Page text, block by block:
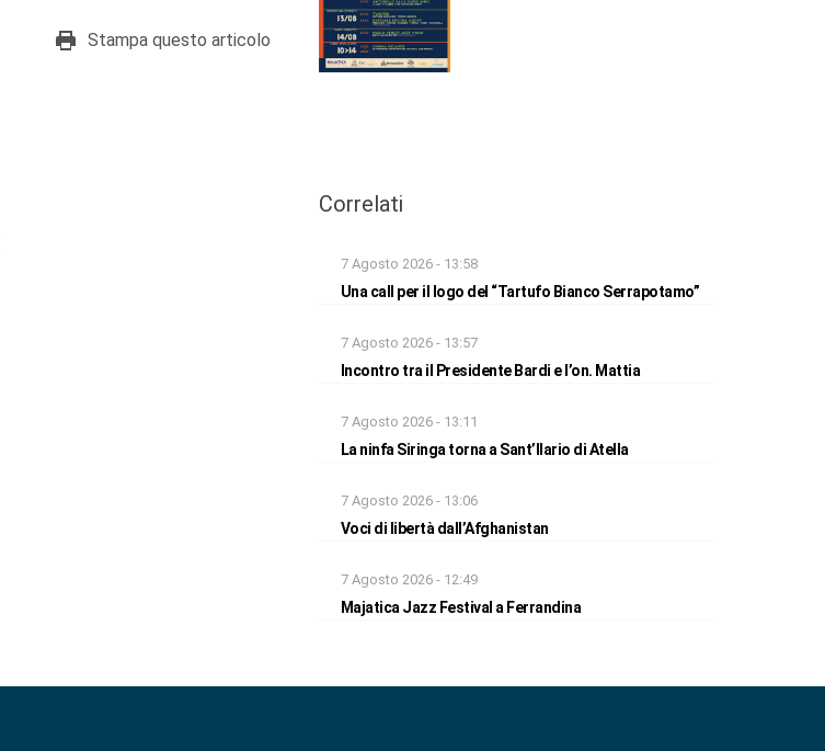
Stampa questo articolo
Correlati
7 Agosto 2026 - 13:58
Una call per il logo del “Tartufo Bianco Serrapotamo”
7 Agosto 2026 - 13:57
Incontro tra il Presidente Bardi e l’on. Mattia
7 Agosto 2026 - 13:11
La ninfa Siringa torna a Sant’Ilario di Atella
7 Agosto 2026 - 13:06
Voci di libertà dall’Afghanistan
7 Agosto 2026 - 12:49
Majatica Jazz Festival a Ferrandina